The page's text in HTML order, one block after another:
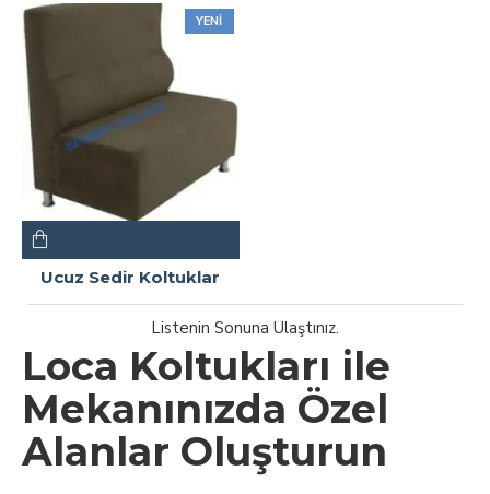
YENI
Ucuz Sedir Koltuklar
Listenin Sonuna Ulaştınız.
Loca Koltukları ile
Mekanınızda Özel
Alanlar Oluşturun